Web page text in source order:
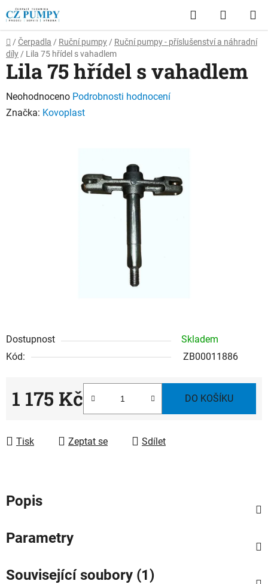
Přejít
na
obsah
Hledat
KOŠÍK
Domů
/ Čerpadla / Ruční pumpy / Ruční pumpy - příslušenství a náhradní
díly / Lila 75 hřídel s vahadlem
Dostupnost
Skladem
Kód:
ZB00011886
1 175 Kč DO KOŠÍKU
Tisk Zeptat se Sdílet
Lila 75 hřídel s vahadlem
Průměrné
hodnocení
Neohodnoceno Podrobnosti hodnocení
Značka: Kovoplast
Popis
Parametry
Související soubory (1)